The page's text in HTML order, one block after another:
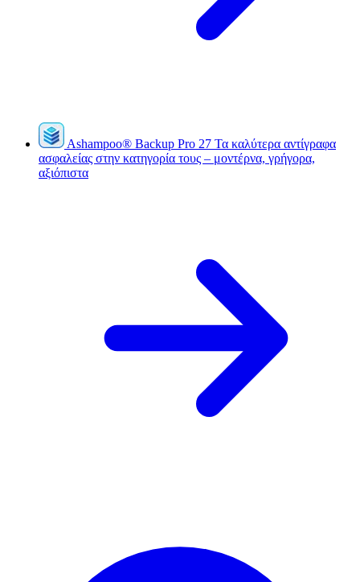
Ashampoo® Backup Pro 27 Τα καλύτερα αντίγραφα
ασφαλείας στην κατηγορία τους – μοντέρνα, γρήγορα,
αξιόπιστα